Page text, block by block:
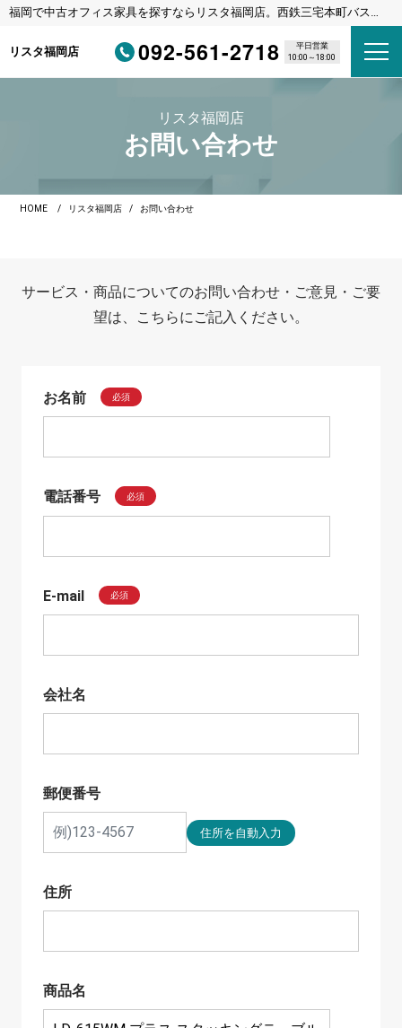
福岡で中古オフィス家具を探すならリスタ福岡店。西鉄三宅本町バス停
リスタ福岡店
092-561-2718
平日営業
10:00～18:00
リスタ福岡店
お問い合わせ
HOME リスタ福岡店 お問い合わせ
サービス・商品についてのお問い合わせ・ご意見・ご要
望は、こちらにご記入ください。
お名前 必須
電話番号 必須
E-mail 必須
会社名
郵便番号
住所
商品名